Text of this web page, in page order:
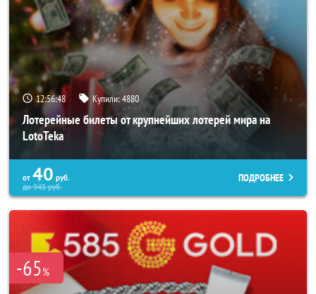
12:56:44 Купили:4880
Лотерейные билеты от крупнейших лотерей мира на
LotoTeka
от 40 руб.
до945руб.
ПОДРОБНЕЕ
-65%